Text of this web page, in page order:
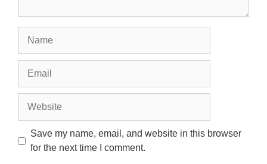
Save my name, email, and website in this browser
for the next time I comment.